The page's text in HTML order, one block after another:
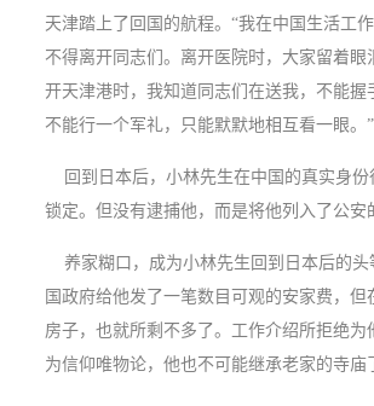
天津踏上了回国的航程。“我在中国生活工
不得离开同志们。离开医院时，大家留着眼
开天津港时，我知道同志们在送我，不能握
不能行一个军礼，只能默默地相互看一眼。”
回到日本后，小林先生在中国的真实身份
锁定。但没有逮捕他，而是将他列入了公安
养家糊口，成为小林先生回到日本后的头
国政府给他发了一笔数目可观的安家费，但
房子，也就所剩不多了。工作介绍所拒绝为
为信仰唯物论，他也不可能继承老家的寺庙